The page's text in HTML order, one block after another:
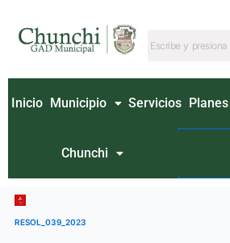
contenido
Inicio Municipio Servicios Planes
Chunchi
RESOL_039_2023